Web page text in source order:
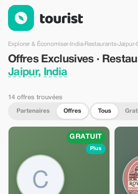
Offres Exclusives · Restaurants in
Explorer & Économiser› India›Restaurants›Jaipur›
Offres Exclusives ·
Jaipur, India
14 offres trouvées
Partenaires Offres Tous
GRATUIT
Plus